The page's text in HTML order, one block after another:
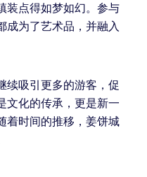
装点得如梦如幻。参与
成为了艺术品，并融入
续吸引更多的游客，促
文化的传承，更是新一
着时间的推移，姜饼城